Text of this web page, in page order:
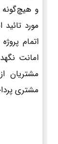
و
مورد
اتمام
امانت
مشتریان
مشتری